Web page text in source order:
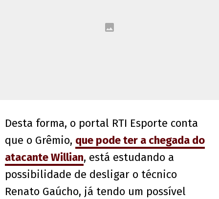
Desta forma, o portal RTI Esporte conta
que o Grêmio, que pode ter a chegada do
atacante Willian, está estudando a
possibilidade de desligar o técnico
Renato Gaúcho, já tendo um possível